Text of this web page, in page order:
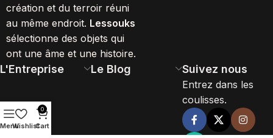
création et du terroir réuni
au même endroit. Lessouks
sélectionne des objets qui
ont une âme et une histoire.
L'Entreprise Le Blog Suivez nous
Entrez dans les
coulisses.
MenuWishlist
0
Cart